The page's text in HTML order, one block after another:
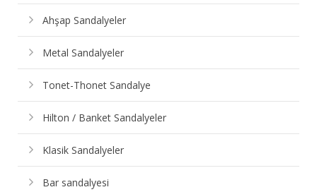
Ahşap Sandalyeler
Metal Sandalyeler
Tonet-Thonet Sandalye
Hilton / Banket Sandalyeler
Klasik Sandalyeler
Bar sandalyesi